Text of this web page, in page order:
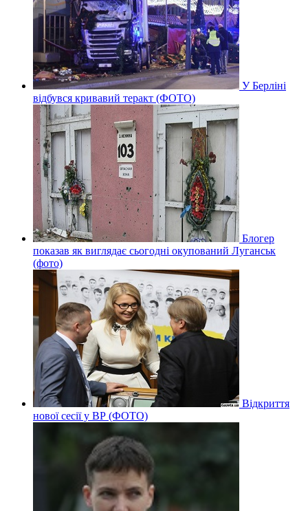
У Берліні
відбувся кривавий теракт (ФОТО)
Блогер
показав як виглядає сьогодні окупований Луганськ
(фото)
Відкриття
нової сесії у ВР (ФОТО)